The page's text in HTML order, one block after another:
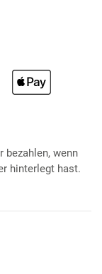
bezahlen, wenn
hinterlegt hast.